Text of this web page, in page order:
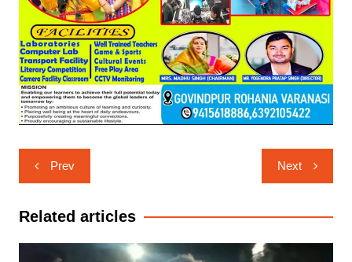
Post
navigation
Prev Next
Related articles